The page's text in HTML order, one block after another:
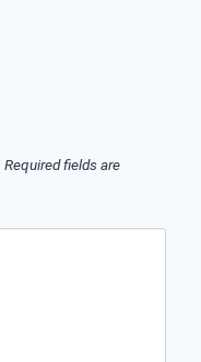
Required fields are